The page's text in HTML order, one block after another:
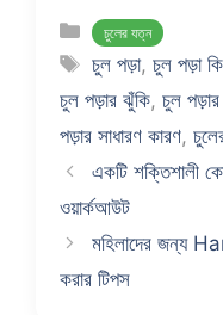
e
b
o
o
k
di
t
g
Categories
চুলের যত্ন
Tags
চুল পড়া,চুল পড়া কি
চুল পড়ার ঝুঁকি, চুল
পড়ার সাধারণ কারণ,
একটি শক্তিশালী
ওয়ার্কআউট
মহিলাদের জন্য
করার টিপস